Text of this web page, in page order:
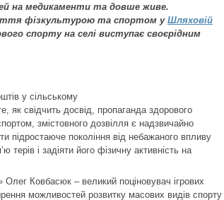
на медикаменти та довше живе.
фізкультурою та спортом у Шляховій
спорту на селі виступає своєрідним
у сільському
як свідчить досвід, пропаганда здорового
змістовного дозвілля є надзвичайно
підростаюче покоління від небажаного впливу
терів і задіяти його фізичну активність на
Ковбасюк – великий поціновувач ігрових
можливостей розвитку масових видів спорту